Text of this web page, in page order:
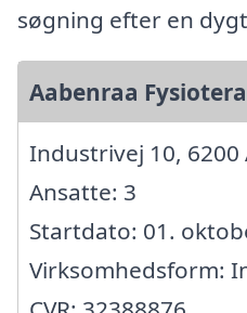
søgning efter en
Aabenraa
Industrivej 10, 6200
Ansatte: 3
Startdato: 01.
Virksomhedsform: